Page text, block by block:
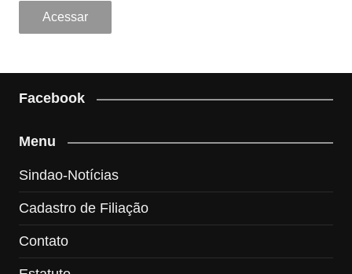
Facebook
Menu
Sindao-Notícias
Cadastro de Filiação
Contato